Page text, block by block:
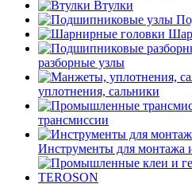
Втулки
разборные узлы
уплотнения, сальники
трансмиссии
Инструменты для монтажа